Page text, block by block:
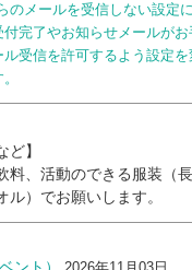
のメールを受信しない設定
付完了やお知らせメールが
ル受信を許可するよう設定
ど】
料、活動のできる服装（
ル）でお願いします。